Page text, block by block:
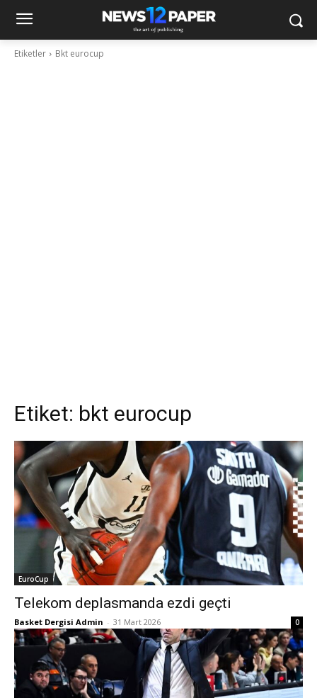
Etiketler Bkt eurocup
Etiket: bkt eurocup
EuroCup
Telekom deplasmanda ezdi geçti
Basket Dergisi Admin - 31 Mart 2026 0